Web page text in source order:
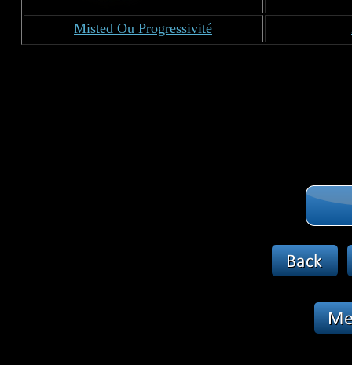
Misted Ou Progressivité